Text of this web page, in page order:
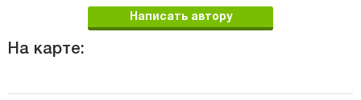
Написать автору
На карте: